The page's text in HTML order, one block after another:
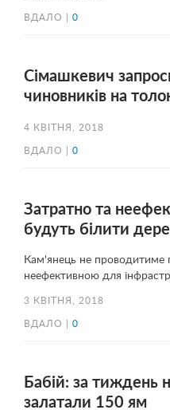
ВДАЛО | 0
Сімашкевич
чиновників на
4 КВІТНЯ, 2018
ВДАЛО | 0
Затратно та
будуть білити
Кам'янець не проводитиме
неефективною для
3 КВІТНЯ, 2018
ВДАЛО | 0
Бабій: за тиждень
залатали 150 ям